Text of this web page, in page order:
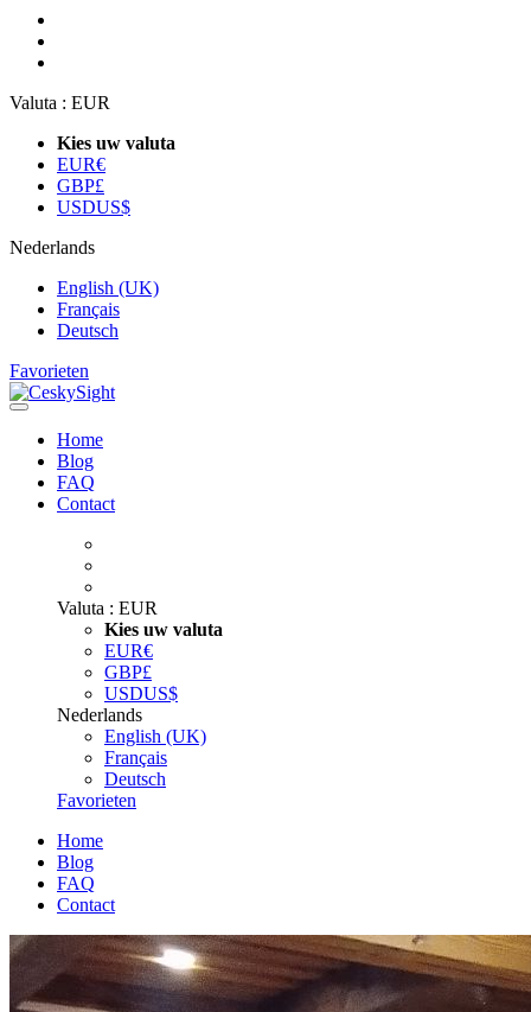
Valuta : EUR
Kies uw valuta
EUR€
GBP£
USDUS$
Nederlands
English (UK)
Français
Deutsch
Favorieten
Home
Blog
FAQ
Contact
Valuta : EUR
Kies uw valuta
EUR€
GBP£
USDUS$
Nederlands
English (UK)
Français
Deutsch
Favorieten
Home
Blog
FAQ
Contact